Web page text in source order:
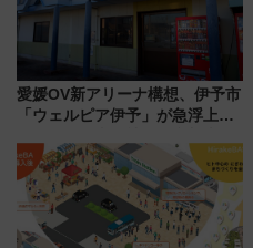
愛媛OV新アリーナ構想、伊予市
「ウェルピア伊予」が急浮上！
で探る鉄道アクセスの未来